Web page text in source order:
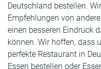
Deutschland bestellen.
Empfehlungen von
einen besseren Eindruck
können. Wir hoffen, dass
perfekte Restaurant in
Essen bestellen oder